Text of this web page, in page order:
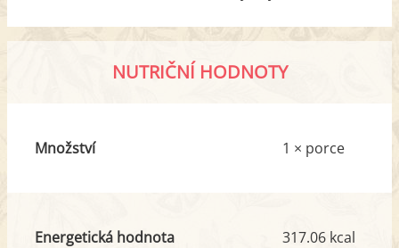
NUTRIČNÍ HODNOTY
Množství 1 × porce
Energetická hodnota 317.06 kcal